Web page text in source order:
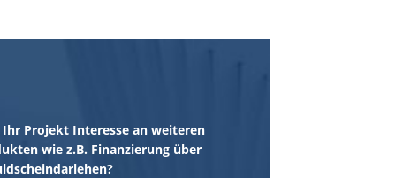
Projekt Interesse an weiteren
wie z.B. Finanzierung über